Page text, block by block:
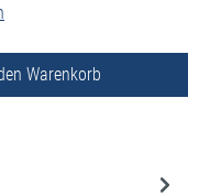
Wert ein
Warenkorb